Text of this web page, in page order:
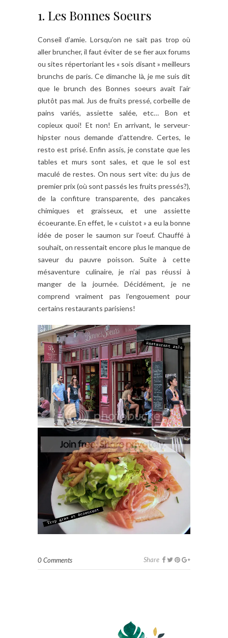
1. Les Bonnes Soeurs
Conseil d’amie. Lorsqu’on ne sait pas trop où
aller bruncher, il faut éviter de se fier aux forums
ou sites répertoriant les « sois disant » meilleurs
brunchs de paris. Ce dimanche là, je me suis dit
que le brunch des Bonnes soeurs avait l’air
plutôt pas mal. Jus de fruits pressé, corbeille de
pains variés, assiette salée, etc… Bon et
copieux quoi! Et non! En arrivant, le serveur-
hipster nous demande d’attendre. Certes, le
resto est prisé. Enfin assis, je constate que les
tables et murs sont sales, et que le sol est
maculé de restes. On nous sert vite: du jus de
premier prix (où sont passés les fruits pressés?),
de la confiture transparente, des pancakes
chimiques et graisseux, et une assiette
écoeurante. En effet, le « cuistot » a eu la bonne
idée de poser le saumon sur l’oeuf. Chauffé à
souhait, on ressentait encore plus le manque de
saveur du pauvre poisson. Suite à cette
mésaventure culinaire, je n’ai pas réussi à
manger de la journée. Décidément, je ne
comprend vraiment pas l’engouement pour
certains restaurants parisiens!
0 Comments Share